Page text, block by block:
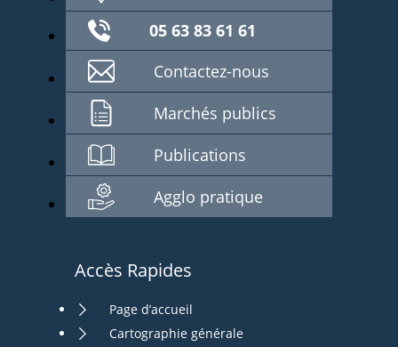
05 63 83 61 61
Contactez-nous
Marchés publics
Publications
Agglo pratique
Accès Rapides
Page d’accueil
Cartographie générale